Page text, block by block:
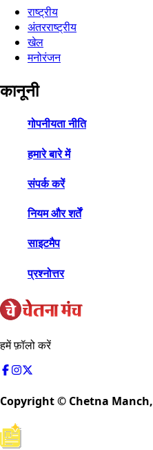
राष्ट्रीय
अंतरराष्ट्रीय
खेल
मनोरंजन
कानूनी
गोपनीयता नीति
हमारे बारे में
संपर्क करें
नियम और शर्तें
साइटमैप
प्रश्नोत्तर
हमें फ़ॉलो करें
Copyright © Chetna Manch,